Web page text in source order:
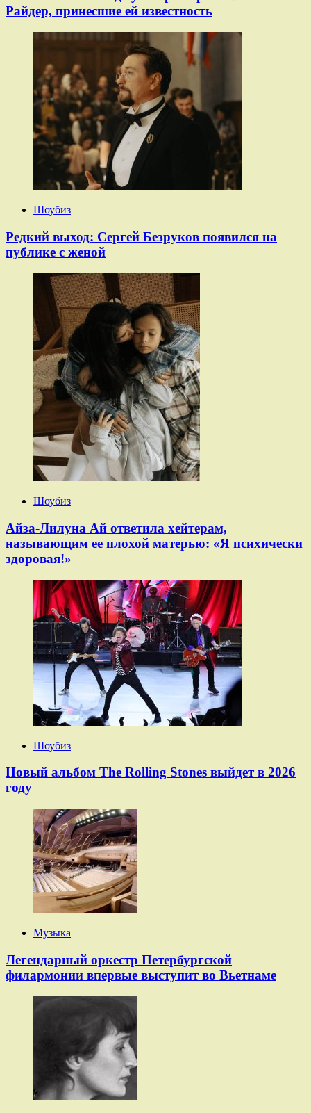
Райдер, принесшие ей известность
Шоубиз
Редкий выход: Сергей Безруков появился на
публике с женой
Шоубиз
Айза-Лилуна Ай ответила хейтерам,
называющим ее плохой матерью: «Я психически
здоровая!»
Шоубиз
Новый альбом The Rolling Stones выйдет в 2026
году
Музыка
Легендарный оркестр Петербургской
филармонии впервые выступит во Вьетнаме